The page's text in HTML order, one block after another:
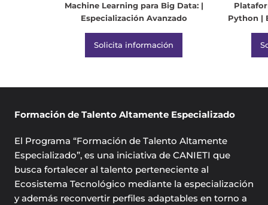
Machine Learning para Big Data: |
Especialización Avanzado
Solicita información
Python |
Formación de Talento Altamente Especializado
El Programa “Formación de Talento Altamente
Especializado”, es una iniciativa de CANIETI que
busca fortalecer al talento perteneciente al
Ecosistema Tecnológico mediante la especialización
y además reconvertir perfiles adaptables en torno a